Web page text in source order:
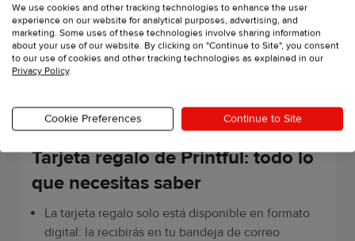
Tarjeta regalo de Printful: todo lo
que necesitas saber
La tarjeta regalo solo está disponible en formato
digital: la recibirás en tu bandeja de correo
We use cookies and other tracking technologies to enhance the user
experience on our website for analytical purposes, advertising, and
marketing. Some uses of these technologies involve sharing information
about your use of our website. By clicking on "Continue to Site", you consent
to our use of cookies and other tracking technologies as explained in our
Privacy Policy.
Cookie Preferences Continue to Site